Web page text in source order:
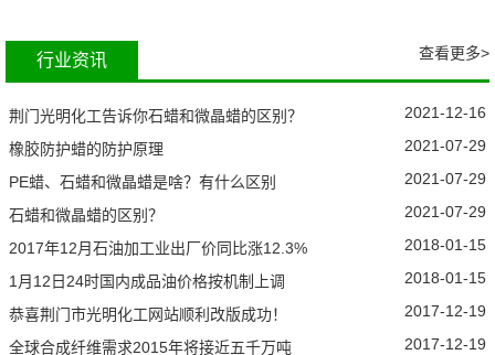
行业资讯 查看更多>
荆门光明化工告诉你石蜡和微晶蜡的区别？ 2021-12-16
橡胶防护蜡的防护原理 2021-07-29
PE蜡、石蜡和微晶蜡是啥？有什么区别 2021-07-29
石蜡和微晶蜡的区别？ 2021-07-29
2017年12月石油加工业出厂价同比涨12.3% 2018-01-15
1月12日24时国内成品油价格按机制上调 2018-01-15
恭喜荆门市光明化工网站顺利改版成功！ 2017-12-19
全球合成纤维需求2015年将接近五千万吨 2017-12-19